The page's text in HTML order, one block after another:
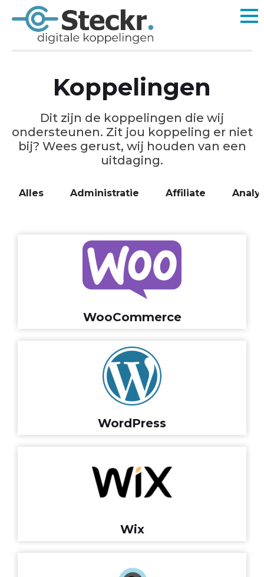
Koppelingen
Dit zijn de koppelingen die wij
ondersteunen. Zit jou koppeling er niet
bij? Wees gerust, wij houden van een
uitdaging.
Alles Administratie Affiliate
WooCommerce
WordPress
Wix